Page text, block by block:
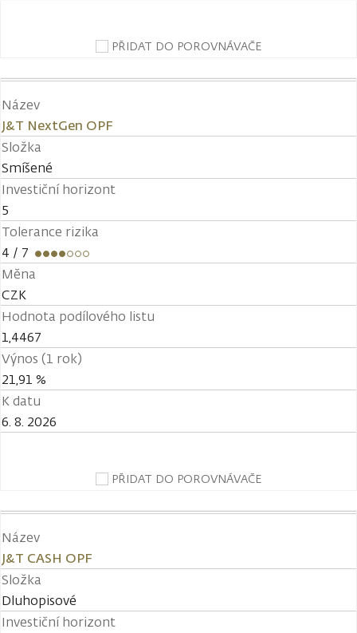
PŘIDAT DO POROVNÁVAČE
Název
J&T NextGen OPF
Složka
Smíšené
Investiční horizont
5
Tolerance rizika
4 / 7
Měna
CZK
Hodnota podílového listu
1,4467
Výnos (1 rok)
21,91 %
K datu
6. 8. 2026
PŘIDAT DO POROVNÁVAČE
Název
J&T CASH OPF
Složka
Dluhopisové
Investiční horizont